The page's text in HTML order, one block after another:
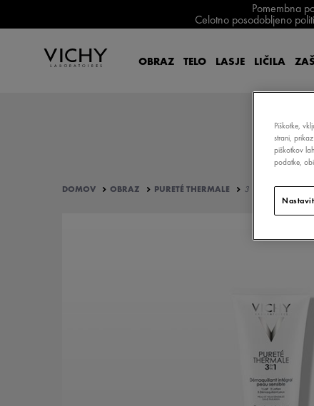
Pomembna
Celotno posodobljeno
OBRAZ TELO LASJE LIČILA
DOMOV OBRAZ PURETÉ THERMALE 3 V 1:
Piškotke,
strani,
piškotkov
podatke,